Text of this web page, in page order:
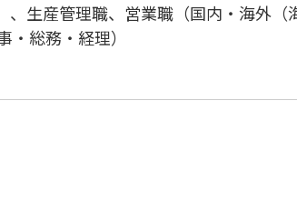
生産管理職、営業職（国内・海外（
総務・経理）